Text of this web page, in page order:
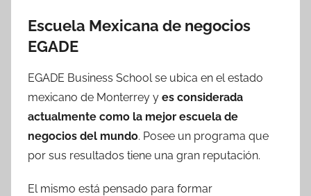
Escuela Mexicana de negocios
EGADE
EGADE Business School se ubica en el estado
mexicano de Monterrey y es considerada
actualmente como la mejor escuela de
negocios del mundo. Posee un programa que
por sus resultados tiene una gran reputación.
El mismo está pensado para formar